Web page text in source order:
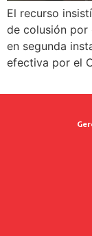
El recurso
de colusión por
en segunda
efectiva por el